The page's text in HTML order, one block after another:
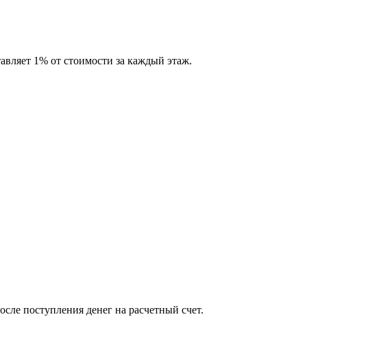
1% от стоимости за каждый этаж.
поступления денег на расчетный счет.